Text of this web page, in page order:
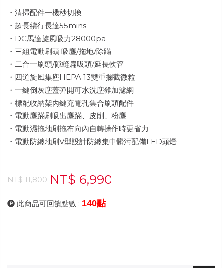
・清掃配件一機秒切換
・超長續行長達55mins
・DC馬達旋風吸力28000pa
・三組電動刷頭 吸塵/拖地/除蹣
・二合一刷頭/隙縫扁吸頭/延長軟管
・四道旋風集塵HEPA 13雙重攔截微粒
・一鍵倒灰塵蓋彈開可水洗塵錐加濾網
・標配收納架內鍵充電孔集合刷頭配件
・電動塵蹣刷吸出塵蹣、皮削、粉塵
・電動濕拖地刷拖布向內自轉操作時更省力
・電動防纏地刷V型設計防纏集中髒污配備LED頭燈
NT$ 11,800 NT$ 6,990
此商品可回饋點數 : 140點